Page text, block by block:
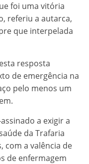
foi uma vitória
referiu a autarca,
que interpelada
resposta
de emergência na
pelo menos um
a exigir a
da Trafaria
com a valência de
de enfermagem